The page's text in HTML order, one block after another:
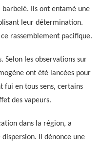
Ils ont entamé une
leur détermination.
rassemblement pacifique.
Selon les observations sur
ont été lancées pour
fui en tous sens, certains
des vapeurs.
dans la région, a
dispersion. Il dénonce une